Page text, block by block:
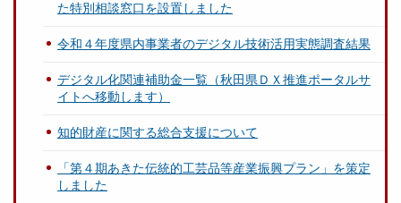
た特別相談窓口を設置しました
令和４年度県内事業者のデジタル技術活用実態調査結果
デジタル化関連補助金一覧（秋田県ＤＸ推進ポータルサ
イトへ移動します）
知的財産に関する総合支援について
「第４期あきた伝統的工芸品等産業振興プラン」を策定
しました